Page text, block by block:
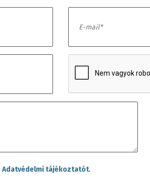
Adatvédelmi tájékoztatót.